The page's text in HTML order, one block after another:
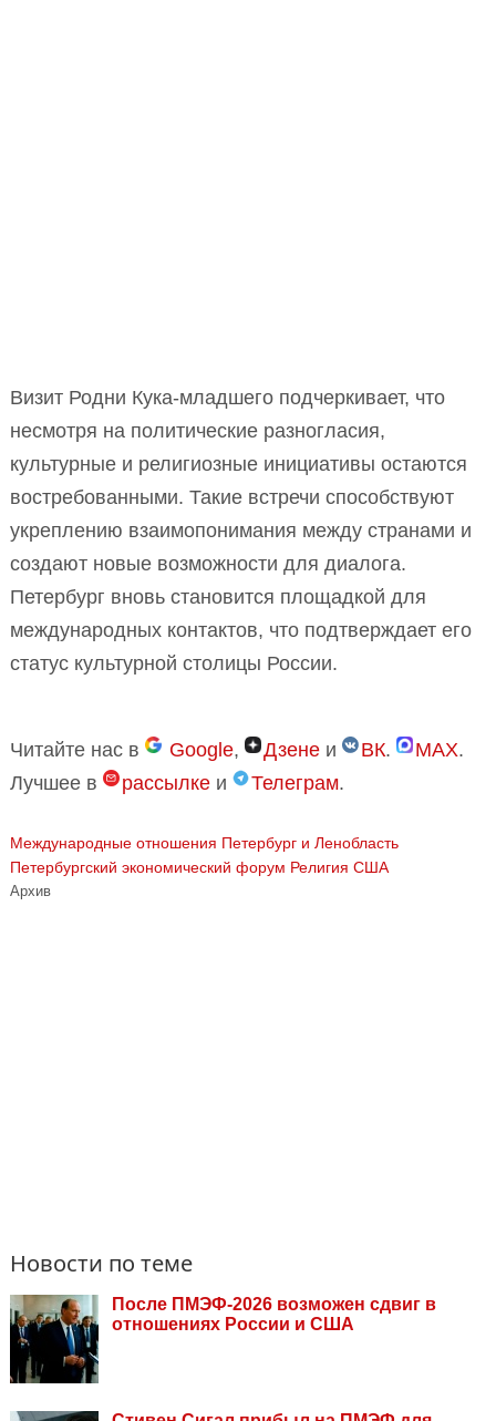
Визит Родни Кука-младшего подчеркивает, что
несмотря на политические разногласия,
культурные и религиозные инициативы остаются
востребованными. Такие встречи способствуют
укреплению взаимопонимания между странами и
создают новые возможности для диалога.
Петербург вновь становится площадкой для
международных контактов, что подтверждает его
статус культурной столицы России.
Читайте нас в Google, Дзене и ВК. MAX.
Лучшее в
рассылке и Телеграм.
Международные отношения Петербург и Ленобласть
Петербургский экономический форум Религия США
Архив
Новости по теме
После ПМЭФ-2026 возможен сдвиг в
отношениях России и США